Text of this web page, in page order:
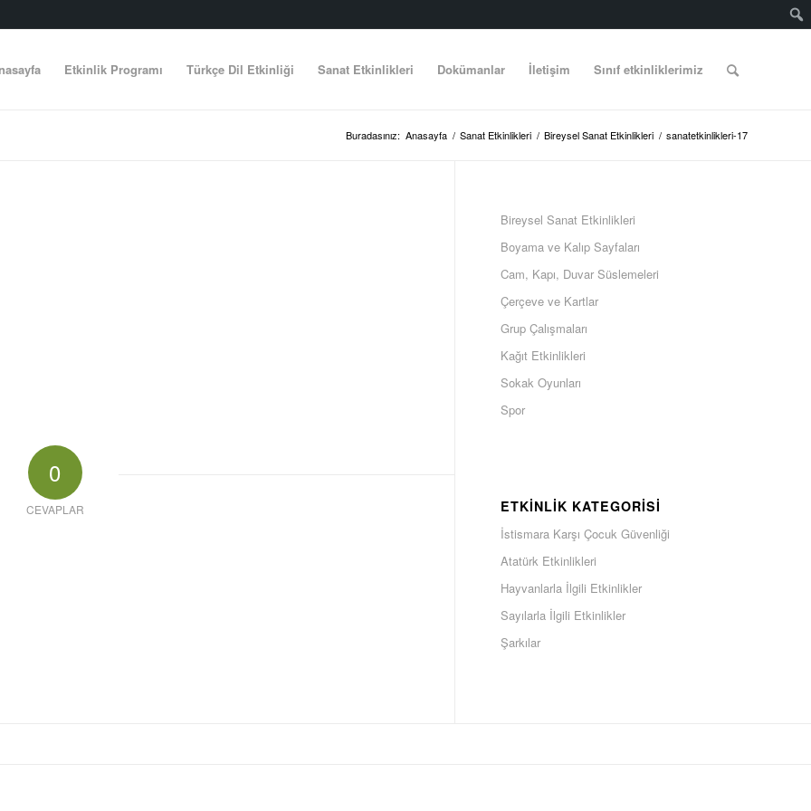
Etkinlik Programı Türkçe Dil Etkinliği Sanat Etkinlikleri Dokümanlar İletişim Sınıf etkinliklerimiz
Buradasınız: Anasayfa / Sanat Etkinlikleri / Bireysel Sanat Etkinlikleri / sanatetkinlikleri-17
0
CEVAPLAR
Bireysel Sanat Etkinlikleri
Boyama ve Kalıp Sayfaları
Cam, Kapı, Duvar Süslemeleri
Çerçeve ve Kartlar
Grup Çalışmaları
Kağıt Etkinlikleri
Sokak Oyunları
Spor
ETKINLIK KATEGORISI
İstismara Karşı Çocuk Güvenliği
Atatürk Etkinlikleri
Hayvanlarla İlgili Etkinlikler
Sayılarla İlgili Etkinlikler
Şarkılar